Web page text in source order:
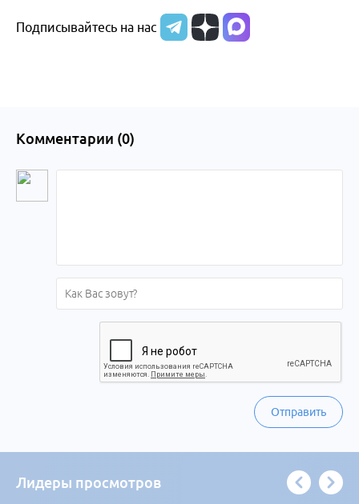
Подписывайтесь на нас
Комментарии (0)
Отправить
Лидеры просмотров